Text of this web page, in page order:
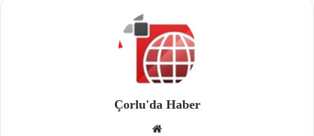
Çorlu'da Haber